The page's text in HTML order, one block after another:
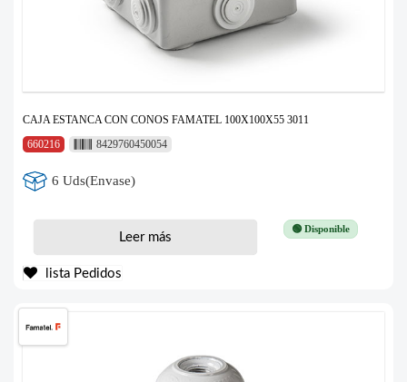
CAJA ESTANCA CON CONOS FAMATEL 100X100X55 3011
660216
8429760450054
6 Uds(Envase)
🟢 Disponible
Leer más
lista Pedidos